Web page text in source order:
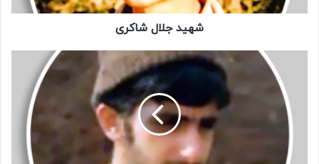
شهید جلال شاکری